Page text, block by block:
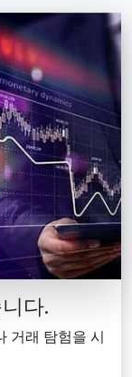
다.
거래 탐험을 시